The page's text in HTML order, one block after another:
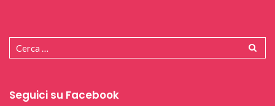
Seguici su Facebook